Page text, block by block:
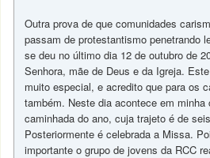
Outra prova de que comunidades
passam de protestantismo penetrando
se deu no último dia 12 de outubro de
Senhora, mãe de Deus e da Igreja.
muito especial, e acredito que para os
também. Neste dia acontece em minha
caminhada do ano, cuja trajeto é de
Posteriormente é celebrada a Missa.
importante o grupo de jovens da RCC